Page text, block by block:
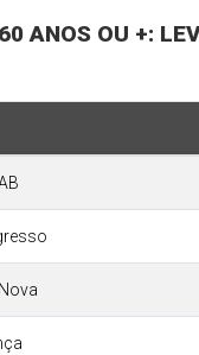
ANOS OU +: